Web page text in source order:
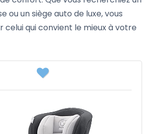
ou un siège auto de luxe, vous
celui qui convient le mieux à votre